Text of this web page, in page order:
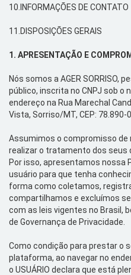
10.INFORMAÇÕES DE CONTATO
11. DISPOSIÇÕES GERAIS
1. APRESENTAÇÃO E
Nós somos a AGER SORRISO,
público, inscrita no CNPJ sob o
endereço na Rua Marechal
Vista, Sorriso/MT, CEP: 78.890-
Assumimos o compromisso de
realizar o tratamento dos seus
Por isso, apresentamos nossa
usuário para que tenha
forma como coletamos,
compartilhamos e excluímos
com as leis vigentes no Brasil,
de Governança de Privacidade.
Como condição para prestar o
plataforma, ao navegar no
o USUÁRIO declara que está